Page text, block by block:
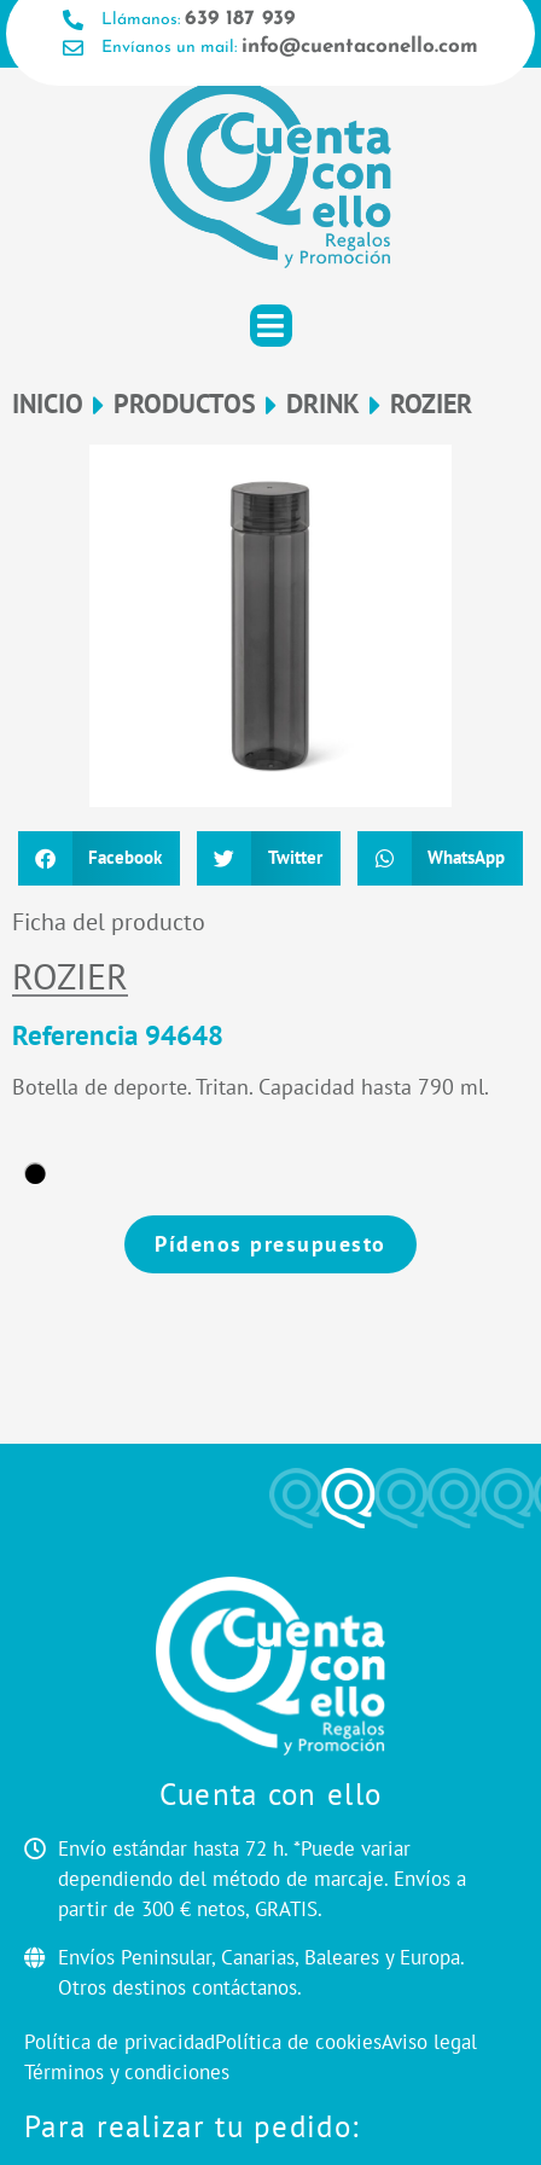
Ir
al
contenido
Llámanos: 639 187 939
Envíanos un mail: info@cuentaconello.com
INICIO PRODUCTOS DRINK ROZIER
Facebook Twitter WhatsApp
Ficha del producto
ROZIER
Referencia 94648
Botella de deporte. Tritan. Capacidad hasta 790 ml.
Pídenos presupuesto
Cuenta con ello
Envío estándar hasta 72 h. *Puede variar
dependiendo del método de marcaje. Envíos a
partir de 300 € netos, GRATIS.
Envíos Peninsular, Canarias, Baleares y Europa.
Otros destinos contáctanos.
Política de privacidadPolítica de cookiesAviso legal
Términos y condiciones
Para realizar tu pedido: